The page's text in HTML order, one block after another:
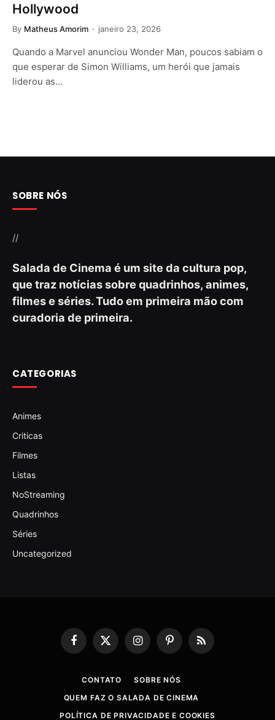
Hollywood
By Matheus Amorim janeiro 23, 2026
Quando a Marvel anunciou Wonder Man, poucos sabiam o
que esperar de Simon Williams, um herói que jamais
liderou as…
SOBRE NÓS
//
Salada de Cinema é um site da cultura pop,
que traz notícias sobre quadrinhos, animes,
filmes e séries. Tudo em primeira mão com
curadoria de primeira.
CATEGORIAS
Animes
Criticas
Filmes
Listas
NoStreaming
Quadrinhos
Séries
Uncategorized
Facebook
X
(Twitter)
InstagramPinterestRSS
CONTATO
SOBRE NÓS
QUEM FAZ O SALADA DE CINEMA
POLÍTICA DE PRIVACIDADE E COOKIES